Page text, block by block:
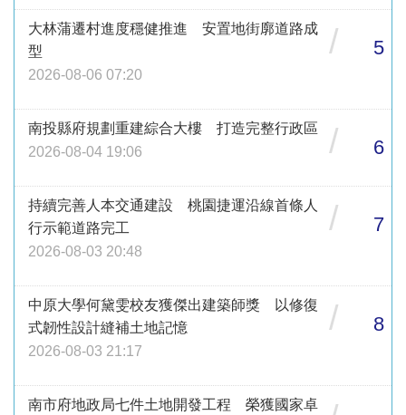
大林蒲遷村進度穩健推進 安置地街廓道路成
型
2026-08-06 07:20
/ 5
南投縣府規劃重建綜合大樓 打造完整行政區
2026-08-04 19:06
/ 6
持續完善人本交通建設 桃園捷運沿線首條人
行示範道路完工
2026-08-03 20:48
/ 7
中原大學何黛雯校友獲傑出建築師獎 以修復
式韌性設計縫補土地記憶
2026-08-03 21:17
/ 8
南市府地政局七件土地開發工程 榮獲國家卓